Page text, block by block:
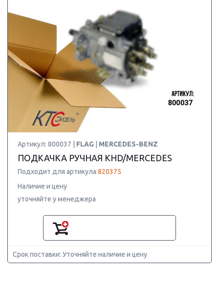
Артикул: 800037 | FLAG MERCEDES-BENZ
ПОДКАЧКА РУЧНАЯ KHD/MERCEDES
Подходит для артикула 820375
Наличие и цену
уточняйте у менеджера
Срок поставки: Уточняйте наличие и цену